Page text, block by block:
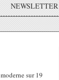
NEWSLETTER
sur 19